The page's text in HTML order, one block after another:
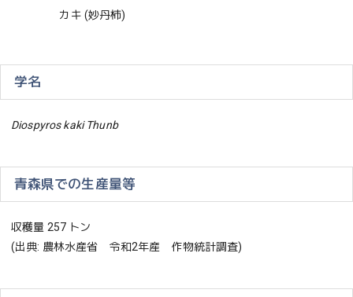
カキ (妙丹柿)
学名
Diospyros kaki Thunb
青森県での生産量等
収穫量 257 トン
(出典: 農林水産省 令和2年産 作物統計調査)